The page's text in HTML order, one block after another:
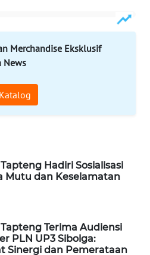
Merchandise Eksklusif
News
Hadiri Sosialisasi
Mutu dan Keselamatan
Terima Audiensi
PLN UP3 Sibolga:
Sinergi dan Pemerataan